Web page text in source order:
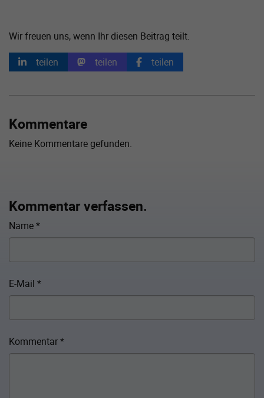
Wir freuen uns, wenn Ihr diesen Beitrag teilt.
teilen
teilen teilen
Kommentare
Keine Kommentare gefunden.
Kommentar verfassen.
Name*
E-Mail *
Kommentar*